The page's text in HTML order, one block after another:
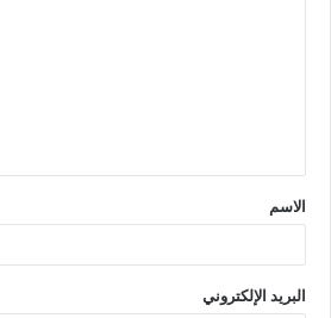
الاسم
البريد الإلكتروني